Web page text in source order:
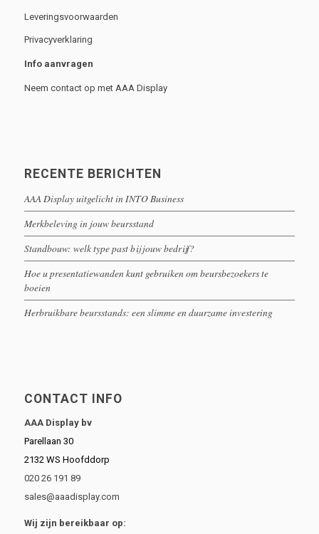
Leveringsvoorwaarden
Privacyverklaring
Info aanvragen
Neem contact op met AAA Display
RECENTE BERICHTEN
AAA Display uitgelicht in INTO Business
Merkbeleving in jouw beursstand
Standbouw: welk type past bij jouw bedrijf?
Hoe u presentatiewanden kunt gebruiken om beursbezoekers te
boeien
Herbruikbare beursstands: een slimme en duurzame investering
CONTACT INFO
AAA Display bv
Parellaan 30
2132 WS Hoofddorp
020 26 191 89
sales@aaadisplay.com
Wij zijn bereikbaar op: